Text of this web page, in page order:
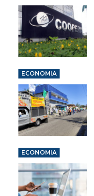
ECONOMIA
ECONOMIA